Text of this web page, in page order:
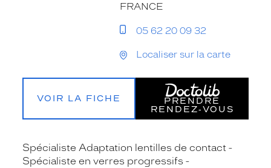
FRANCE
05 62 20 09 32
Localiser sur la carte
VOIR LA FICHE
PRENDRE
RENDEZ‑VOUS
Spécialiste Adaptation lentilles de contact
Spécialiste en verres progressifs